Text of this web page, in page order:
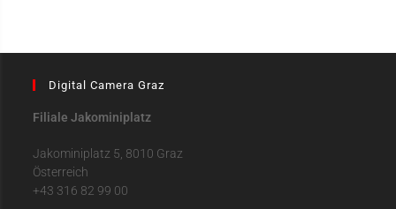
Digital Camera Graz
Filiale Jakominiplatz
Jakominiplatz 5, 8010 Graz
Österreich
+43 316 82 99 00